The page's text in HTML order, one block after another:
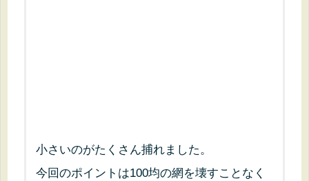
小さいのがたくさん捕れました。
今回のポイントは100均の網を壊すことなく